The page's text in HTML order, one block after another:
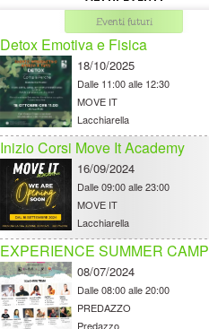
Detox Emotiva e Fisica
18/10/2025
Dalle11:00 alle 12:30
MOVE IT
Lacchiarella
Inizio Corsi Move It Academy
16/09/2024
Dalle09:00 alle 23:00
MOVE IT
Lacchiarella
EXPERIENCE SUMMER CAMP
08/07/2024
Dalle08:00 alle 20:00
PREDAZZO
Predazzo
Eventi futuri